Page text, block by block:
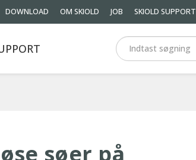
DOWNLOAD OM SKIOLD JOB SKIOLD SUPPORT
søer på